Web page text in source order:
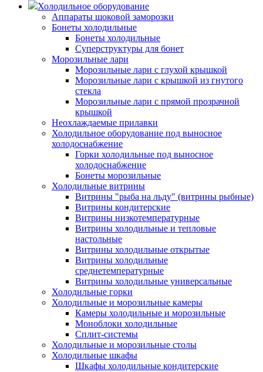
Холодильное оборудование
Аппараты шоковой заморозки
Бонеты холодильные
Бонеты холодильные
Суперструктуры для бонет
Морозильные лари
Морозильные лари с глухой крышкой
Морозильные лари с крышкой из гнутого
стекла
Морозильные лари с прямой прозрачной
крышкой
Неохлаждаемые прилавки
Холодильное оборудование под выносное
холодоснабжение
Горки холодильные под выносное
холодоснабжение
Бонеты морозильные
Холодильные витрины
Витрины "рыба на льду" (витрины рыбные)
Витрины кондитерские
Витрины низкотемпературные
Витрины холодильные и тепловые
настольные
Витрины холодильные открытые
Витрины холодильные
среднетемпературные
Витрины холодильные универсальные
Холодильные горки
Холодильные и морозильные камеры
Камеры холодильные и морозильные
Моноблоки холодильные
Сплит-системы
Холодильные и морозильные столы
Холодильные шкафы
Шкафы холодильные кондитерские